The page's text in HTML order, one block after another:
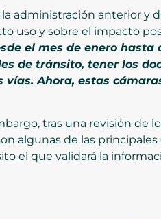
administración anterior y
uso y sobre el impacto
el mes de enero hasta
de tránsito, tener los
Ahora, estas
tras una revisión de
algunas de las principales
el que validará la